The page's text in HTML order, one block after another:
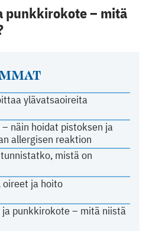
ylävatsaoireita
näin hoidat pistoksen ja
allergisen reaktion
mistä on
oireet ja hoito
ja punkkirokote – mitä niistä
punkkirokote – mitä